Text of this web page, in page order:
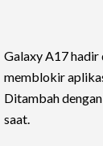
Galaxy A17 hadir
memblokir
Ditambah
saat.